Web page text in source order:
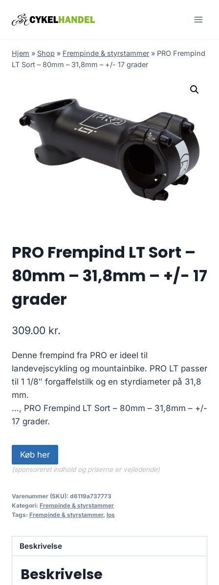
Hjem » Shop » Frempinde & styrstammer » PRO Frempind
LT Sort – 80mm – 31,8mm – +/- 17 grader
PRO Frempind LT Sort –
80mm – 31,8mm – +/- 17
grader
309.00 kr.
Denne frempind fra PRO er ideel til
landevejscykling og mountainbike. PRO LT passer
til 1 1/8″ forgaffelstilk og en styrdiameter på 31,8
mm.
…, PRO Frempind LT Sort – 80mm – 31,8mm – +/-
17 grader.
Køb her
(sponsoreret indhold og priserne er vejledende)
Varenummer (SKU): d6119a737773
Kategori: Frempinde & styrstammer
Tags: Frempinde & styrstammer, los
Beskrivelse
Beskrivelse